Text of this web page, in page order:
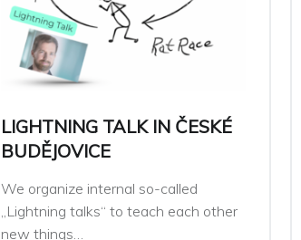
LIGHTNING TALK IN ČESKÉ
BUDĚJOVICE
We organize internal so-called
„Lightning talks“ to teach each other
new things…